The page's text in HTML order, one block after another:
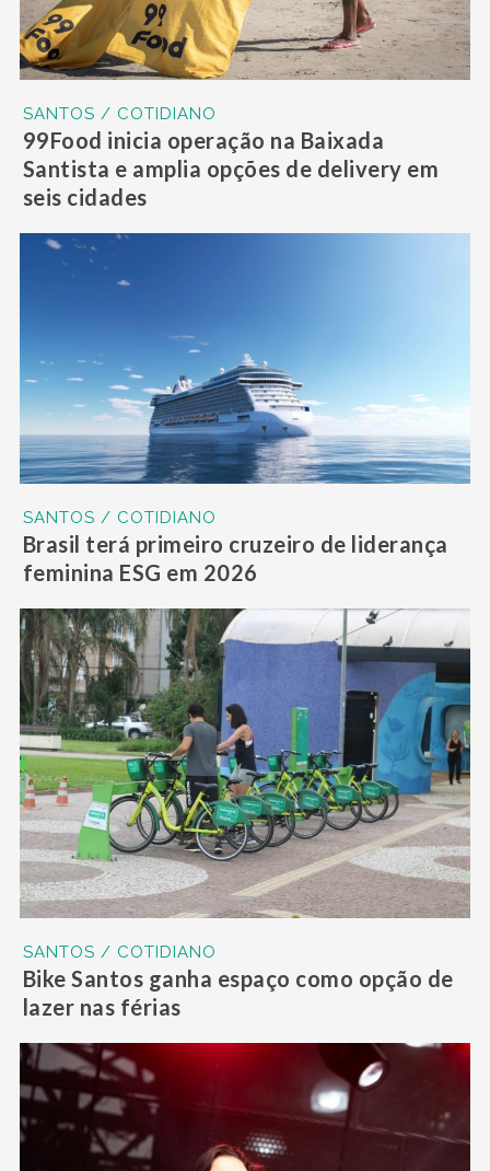
SANTOS / COTIDIANO
99Food inicia operação na Baixada
Santista e amplia opções de delivery em
seis cidades
SANTOS / COTIDIANO
Brasil terá primeiro cruzeiro de liderança
feminina ESG em 2026
SANTOS / COTIDIANO
Bike Santos ganha espaço como opção de
lazer nas férias